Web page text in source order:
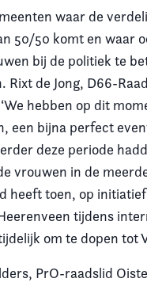
waar de
50/50 komt en waar
bij de politiek te
Rixt de Jong, D66-
hebben op dit
een bijna perfect
deze periode
vrouwen in de
heeft toen, op
tijdens
om te dopen tot
PrO-raadslid